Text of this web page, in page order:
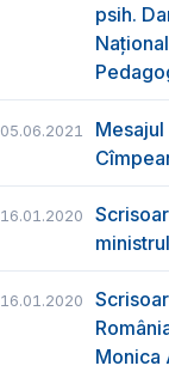
psih.
05.06.2021
16.01.2020
16.01.2020
Monica